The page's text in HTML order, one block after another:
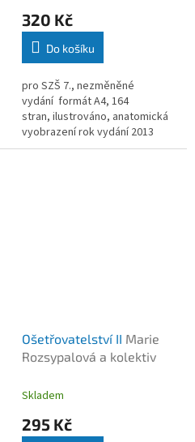
320 Kč
Do košíku
pro SZŠ 7., nezměněné
vydání formát A4, 164
stran, ilustrováno, anatomická
vyobrazení rok vydání 2013
Ošetřovatelství II Marie
Rozsypalová a kolektiv
Skladem
295 Kč